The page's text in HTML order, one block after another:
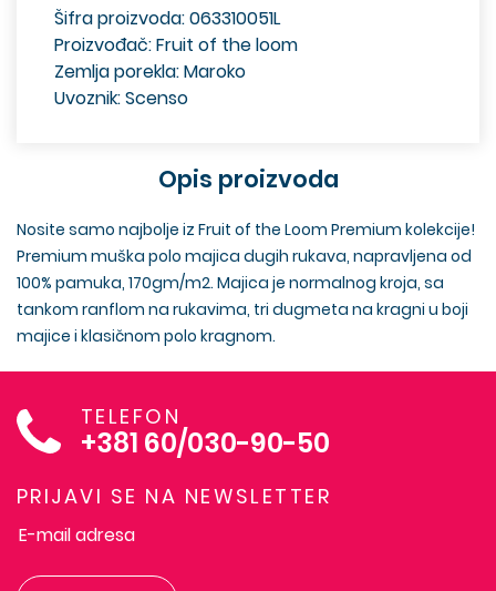
Šifra proizvoda: 063310051L
Proizvođač: Fruit of the loom
Zemlja porekla: Maroko
Uvoznik: Scenso
Opis proizvoda
Nosite samo najbolje iz Fruit of the Loom Premium kolekcije!
Premium muška polo majica dugih rukava, napravljena od
100% pamuka, 170gm/m2. Majica je normalnog kroja, sa
tankom ranflom na rukavima, tri dugmeta na kragni u boji
majice i klasičnom polo kragnom.
TELEFON
+381 60/030-90-50
PRIJAVI SE NA NEWSLETTER